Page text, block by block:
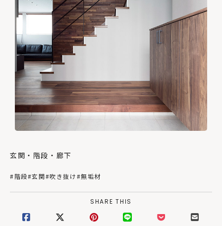
玄関・階段・廊下
#階段#玄関#吹き抜け#無垢材
SHARE THIS